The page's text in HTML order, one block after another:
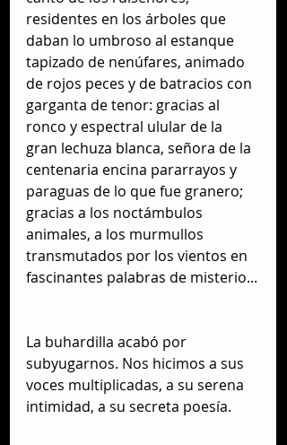
residentes en los árboles que
daban lo umbroso al estanque
tapizado de nenúfares, animado
de rojos peces y de batracios con
garganta de tenor: gracias al
ronco y espectral ulular de la
gran lechuza blanca, señora de la
centenaria encina pararrayos y
paraguas de lo que fue granero;
gracias a los noctámbulos
animales, a los murmullos
transmutados por los vientos en
fascinantes palabras de misterio...
La buhardilla acabó por
subyugarnos. Nos hicimos a sus
voces multiplicadas, a su serena
intimidad, a su secreta poesía.